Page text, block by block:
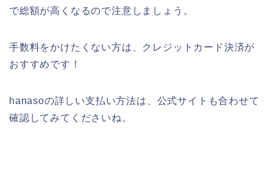
で総額が高くなるので注意しましょう。
手数料をかけたくない方は、クレジットカード決済が
おすすめです！
hanasoの詳しい支払い方法は、公式サイトも合わせて
確認してみてくださいね。